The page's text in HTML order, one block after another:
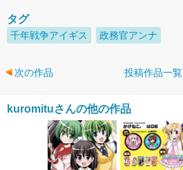
タグ
千年戦争アイギス 政務官アンナ
次の作品 投稿作品一覧
kuromituさんの他の作品